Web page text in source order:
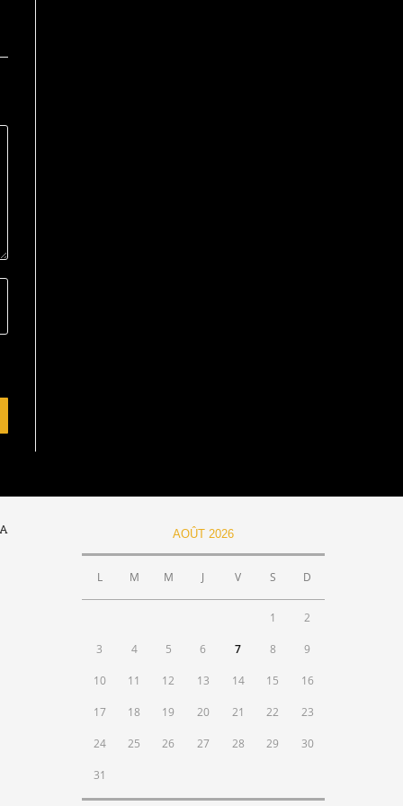
AOÛT 2026
L M M J V S D
1 2
3 4 5 6 7 8 9
10 11 12 13 14 15 16
17 18 19 20 21 22 23
24 25 26 27 28 29 30
31